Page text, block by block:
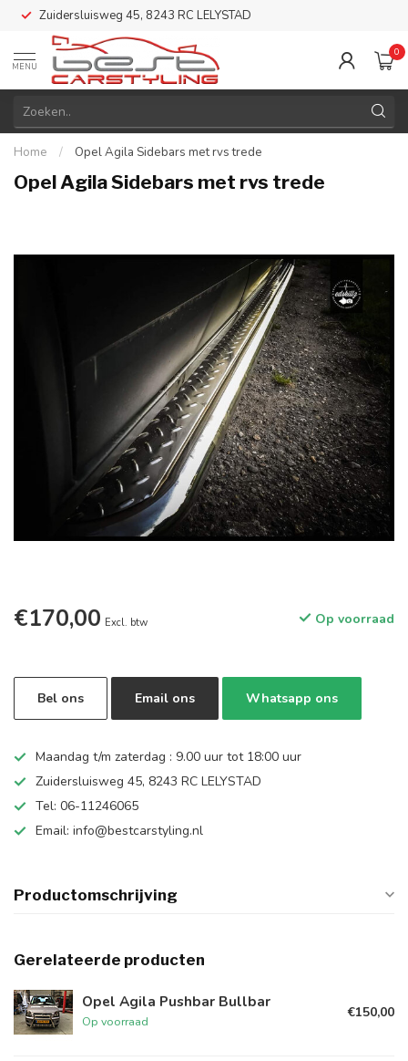
Zuidersluisweg 45, 8243 RC LELYSTAD
MENU
0
Home / Opel Agila Sidebars met rvs trede
Opel Agila Sidebars met rvs trede
€170,00 Excl. btw Op voorraad
Bel ons Email ons Whatsapp ons
Maandag t/m zaterdag : 9.00 uur tot 18:00 uur
Zuidersluisweg 45, 8243 RC LELYSTAD
Tel: 06-11246065
Email: info@bestcarstyling.nl
Productomschrijving
Gerelateerde producten
Opel Agila Pushbar Bullbar
Op voorraad
€150,00